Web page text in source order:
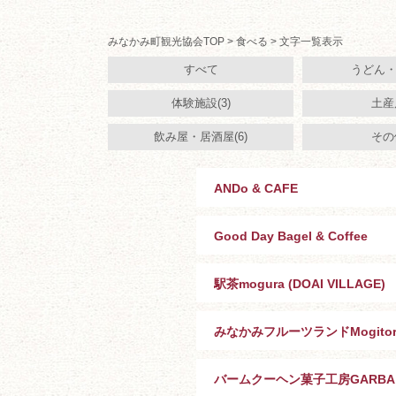
みなかみ町観光協会TOP > 食べる > 文字一覧表示
すべて うどん
体験施設(3) 土
飲み屋・居酒屋(6) そ
ANDo & CAFE
Good Day Bagel & Coffee
駅茶mogura (DOAI VILLAGE)
みなかみフルーツランド